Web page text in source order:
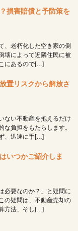
損害賠償と予防策を
、老朽化した空き家の倒
壊によって近隣住民に被
にあるので[…]
置リスクから解放さ
ない不動産を抱えるだけ
負担をもたらします。
、迅速に手[…]
いつかご紹介しま
必要なのか？」と疑問に
の疑問は、不動産売却の
方法、そし[…]